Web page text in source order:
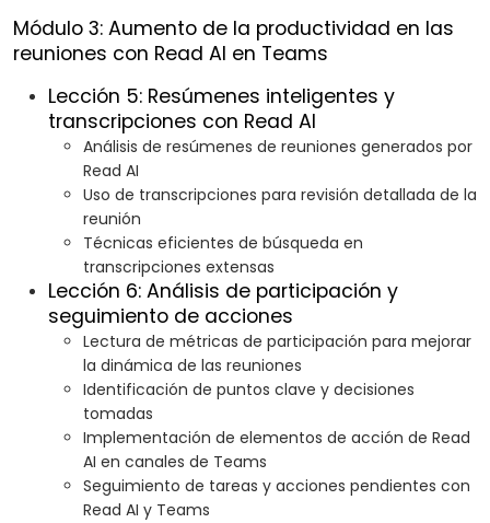
Módulo 3: Aumento de la productividad en las
reuniones con Read AI en Teams
Lección 5: Resúmenes inteligentes y
transcripciones con Read AI
Análisis de resúmenes de reuniones generados por
Read AI
Uso de transcripciones para revisión detallada de la
reunión
Técnicas eficientes de búsqueda en
transcripciones extensas
Lección 6: Análisis de participación y
seguimiento de acciones
Lectura de métricas de participación para mejorar
la dinámica de las reuniones
Identificación de puntos clave y decisiones
tomadas
Implementación de elementos de acción de Read
AI en canales de Teams
Seguimiento de tareas y acciones pendientes con
Read AI y Teams